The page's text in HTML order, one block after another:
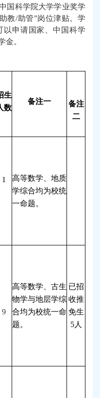
国科学院大学学业奖学
教/助管”岗位津贴。学
以申请国家、中国科学
金。
生
数
备注一
备注
二
1
高等数学、地质
学综合均为校统
一命题。
9
高等数学、古生
物学与地层学综
合均为校统一命
题。
已招
收推
免生
5人